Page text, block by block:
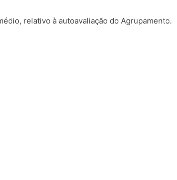
relativo à autoavaliação do Agrupamento.